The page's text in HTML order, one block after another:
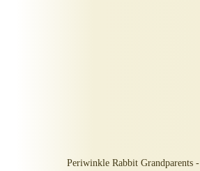
Periwinkle Rabbit Grandparents -